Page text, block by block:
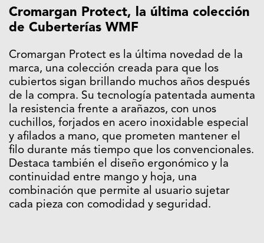
Cromargan Protect, la última colección
de Cuberterías WMF
Cromargan Protect es la última novedad de la
marca, una colección creada para que los
cubiertos sigan brillando muchos años después
de la compra. Su tecnología patentada aumenta
la resistencia frente a arañazos, con unos
cuchillos, forjados en acero inoxidable especial
y afilados a mano, que prometen mantener el
filo durante más tiempo que los convencionales.
Destaca también el diseño ergonómico y la
continuidad entre mango y hoja, una
combinación que permite al usuario sujetar
cada pieza con comodidad y seguridad.